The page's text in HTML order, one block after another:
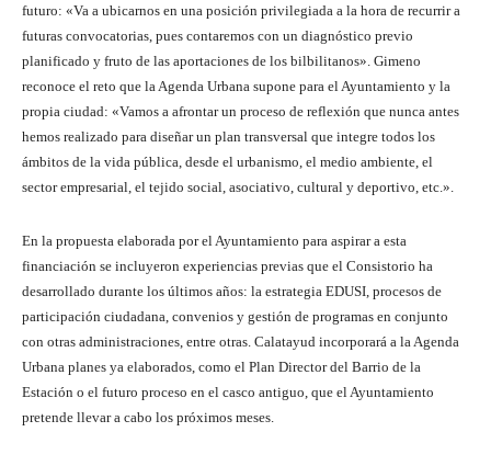
futuro: «Va a ubicarnos en una posición privilegiada a la hora de recurrir a
futuras convocatorias, pues contaremos con un diagnóstico previo
planificado y fruto de las aportaciones de los bilbilitanos». Gimeno
reconoce el reto que la Agenda Urbana supone para el Ayuntamiento y la
propia ciudad: «Vamos a afrontar un proceso de reflexión que nunca antes
hemos realizado para diseñar un plan transversal que integre todos los
ámbitos de la vida pública, desde el urbanismo, el medio ambiente, el
sector empresarial, el tejido social, asociativo, cultural y deportivo, etc.».
En la propuesta elaborada por el Ayuntamiento para aspirar a esta
financiación se incluyeron experiencias previas que el Consistorio ha
desarrollado durante los últimos años: la estrategia EDUSI, procesos de
participación ciudadana, convenios y gestión de programas en conjunto
con otras administraciones, entre otras. Calatayud incorporará a la Agenda
Urbana planes ya elaborados, como el Plan Director del Barrio de la
Estación o el futuro proceso en el casco antiguo, que el Ayuntamiento
pretende llevar a cabo los próximos meses.